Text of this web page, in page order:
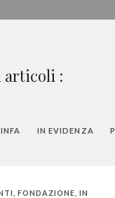
articoli :
IN EVIDENZA
,FONDAZIONE ,IN